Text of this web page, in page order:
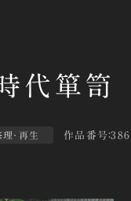
理・再生 作品番号：386